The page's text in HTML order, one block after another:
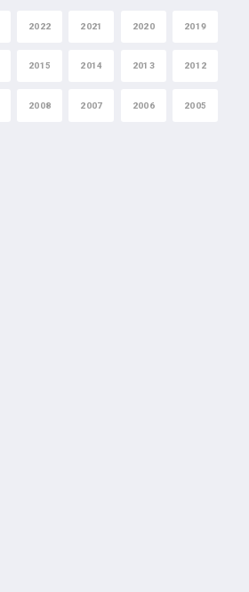
2022 2021 2020 2019
2015 2014 2013 2012
2008 2007 2006 2005